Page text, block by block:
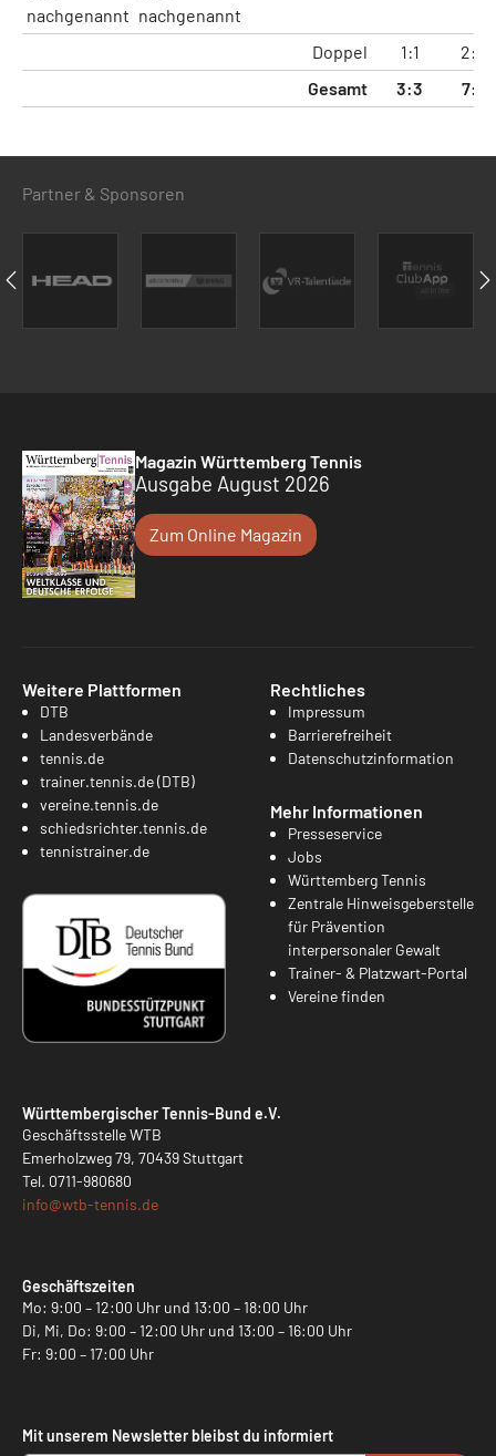
nachgenannt nachgenannt
Doppel 1:1
2:2
Gesamt
3:3 7:7
Partner & Sponsoren
Magazin Württemberg Tennis
Ausgabe August 2026
Zum Online Magazin
Weitere Plattformen
DTB
Landesverbände
tennis.de
trainer.tennis.de (DTB)
vereine.tennis.de
schiedsrichter.tennis.de
tennistrainer.de
Rechtliches
Impressum
Barrierefreiheit
Datenschutzinformation
Mehr Informationen
Presseservice
Jobs
Württemberg Tennis
Zentrale Hinweisgeberstelle
für Prävention
interpersonaler Gewalt
Trainer- & Platzwart-Portal
Vereine finden
Württembergischer Tennis-Bund e.V.
Geschäftsstelle WTB
Emerholzweg 79, 70439 Stuttgart
Tel. 0711-980680
info@wtb-tennis.de
Geschäftszeiten
Mo: 9:00 – 12:00 Uhr und 13:00 – 18:00 Uhr
Di, Mi, Do: 9:00 – 12:00 Uhr und 13:00 – 16:00 Uhr
Fr: 9:00 – 17:00 Uhr
Mit unserem Newsletter bleibst du informiert